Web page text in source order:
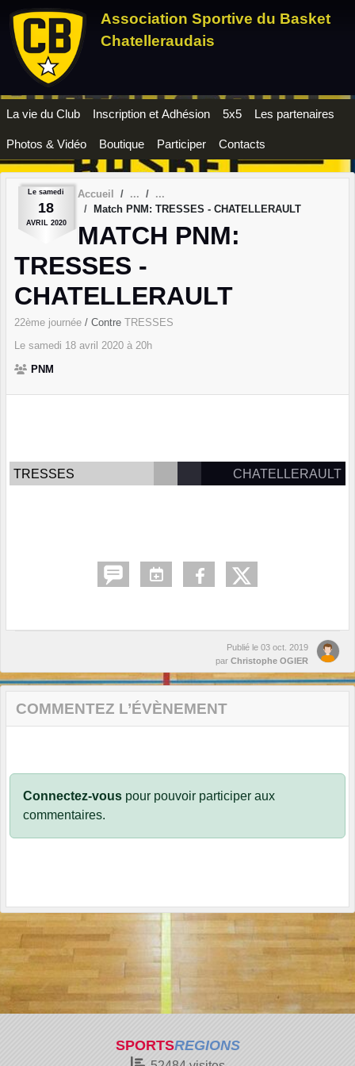
Association Sportive du Basket
Chatelleraudais
La vie du Club Inscription et Adhésion 5x5 Les partenaires
Photos & Vidéo Boutique Participer Contacts
Le samedi
18
AVRIL 2020
Accueil
Match PNM: TRESSES - CHATELLERAULT
MATCH PNM:
TRESSES -
CHATELLERAULT
22ème journée / Contre TRESSES
Le samedi 18 avril 2020 à 20h
PNM
TRESSES CHATELLERAULT
Publié le 03 oct. 2019
par Christophe OGIER
COMMENTEZ L’ÉVÈNEMENT
Connectez-vous pour pouvoir participer aux
commentaires.
SPORTSREGIONS
Panneau de gestion des cookies